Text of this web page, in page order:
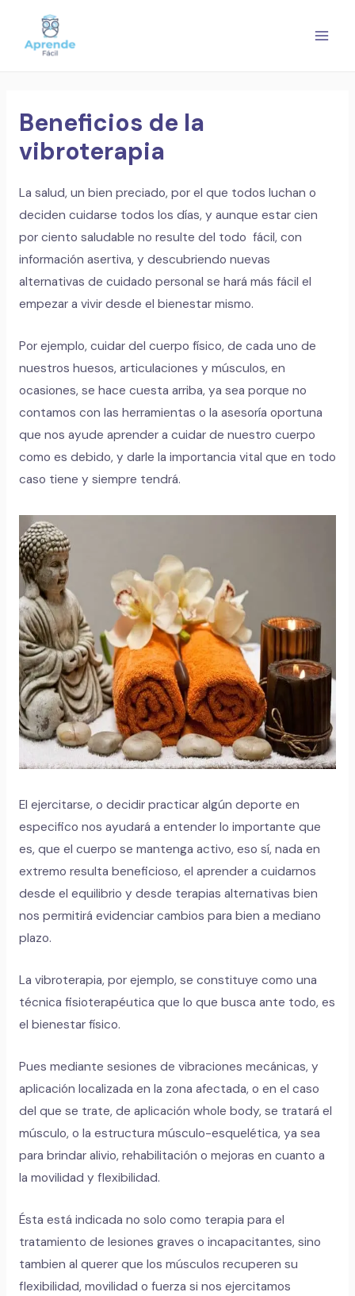
contenido
Beneficios de la
vibroterapia
La salud, un bien preciado, por el que todos luchan o
deciden cuidarse todos los días, y aunque estar cien
por ciento saludable no resulte del todo fácil, con
información asertiva, y descubriendo nuevas
alternativas de cuidado personal se hará más fácil el
empezar a vivir desde el bienestar mismo.
Por ejemplo, cuidar del cuerpo físico, de cada uno de
nuestros huesos, articulaciones y músculos, en
ocasiones, se hace cuesta arriba, ya sea porque no
contamos con las herramientas o la asesoría oportuna
que nos ayude aprender a cuidar de nuestro cuerpo
como es debido, y darle la importancia vital que en todo
caso tiene y siempre tendrá.
El ejercitarse, o decidir practicar algún deporte en
especifico nos ayudará a entender lo importante que
es, que el cuerpo se mantenga activo, eso sí, nada en
extremo resulta beneficioso, el aprender a cuidarnos
desde el equilibrio y desde terapias alternativas bien
nos permitirá evidenciar cambios para bien a mediano
plazo.
La vibroterapia, por ejemplo, se constituye como una
técnica fisioterapéutica que lo que busca ante todo, es
el bienestar físico.
Pues mediante sesiones de vibraciones mecánicas, y
aplicación localizada en la zona afectada, o en el caso
del que se trate, de aplicación whole body, se tratará el
músculo, o la estructura músculo-esquelética, ya sea
para brindar alivio, rehabilitación o mejoras en cuanto a
la movilidad y flexibilidad.
Ésta está indicada no solo como terapia para el
tratamiento de lesiones graves o incapacitantes, sino
tambien al querer que los músculos recuperen su
flexibilidad, movilidad o fuerza si nos ejercitamos
Navegación
de
entradas